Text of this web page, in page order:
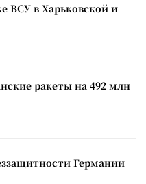
ВСУ в Харьковской и
ракеты на 492 млн
Германии